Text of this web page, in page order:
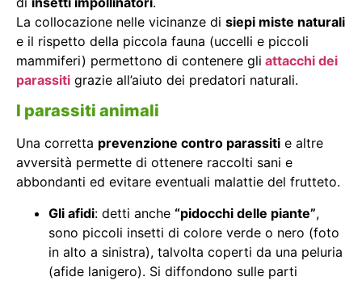
La collocazione nelle vicinanze di siepi miste naturali
e il rispetto della piccola fauna (uccelli e piccoli
mammiferi) permettono di contenere gli attacchi dei
parassiti grazie all’aiuto dei predatori naturali.
I parassiti animali
Una corretta prevenzione contro parassiti e altre
avversità permette di ottenere raccolti sani e
abbondanti ed evitare eventuali malattie del frutteto.
Gli afidi: detti anche “pidocchi delle piante”,
sono piccoli insetti di colore verde o nero (foto
in alto a sinistra), talvolta coperti da una peluria
(afide lanigero). Si diffondono sulle parti